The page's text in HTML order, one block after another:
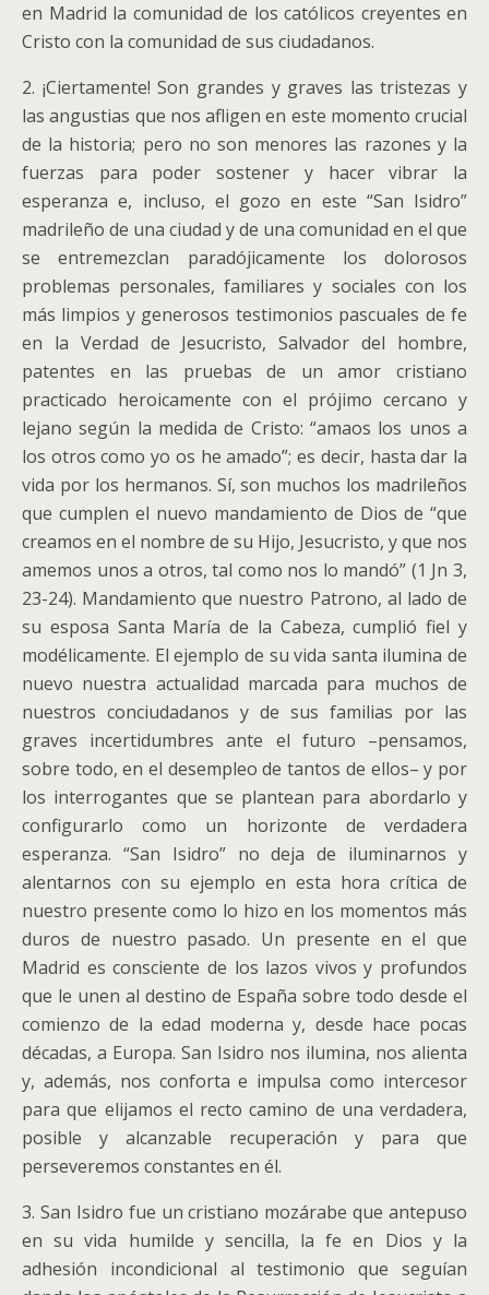
en Madrid la comunidad de los católicos creyentes en
Cristo con la comunidad de sus ciudadanos.
2. ¡Ciertamente! Son grandes y graves las tristezas y
las angustias que nos afligen en este momento crucial
de la historia; pero no son menores las razones y la
fuerzas para poder sostener y hacer vibrar la
esperanza e, incluso, el gozo en este “San Isidro”
madrileño de una ciudad y de una comunidad en el que
se entremezclan paradójicamente los dolorosos
problemas personales, familiares y sociales con los
más limpios y generosos testimonios pascuales de fe
en la Verdad de Jesucristo, Salvador del hombre,
patentes en las pruebas de un amor cristiano
practicado heroicamente con el prójimo cercano y
lejano según la medida de Cristo: “amaos los unos a
los otros como yo os he amado”; es decir, hasta dar la
vida por los hermanos. Sí, son muchos los madrileños
que cumplen el nuevo mandamiento de Dios de “que
creamos en el nombre de su Hijo, Jesucristo, y que nos
amemos unos a otros, tal como nos lo mandó” (1 Jn 3,
23-24). Mandamiento que nuestro Patrono, al lado de
su esposa Santa María de la Cabeza, cumplió fiel y
modélicamente. El ejemplo de su vida santa ilumina de
nuevo nuestra actualidad marcada para muchos de
nuestros conciudadanos y de sus familias por las
graves incertidumbres ante el futuro –pensamos,
sobre todo, en el desempleo de tantos de ellos– y por
los interrogantes que se plantean para abordarlo y
configurarlo como un horizonte de verdadera
esperanza. “San Isidro” no deja de iluminarnos y
alentarnos con su ejemplo en esta hora crítica de
nuestro presente como lo hizo en los momentos más
duros de nuestro pasado. Un presente en el que
Madrid es consciente de los lazos vivos y profundos
que le unen al destino de España sobre todo desde el
comienzo de la edad moderna y, desde hace pocas
décadas, a Europa. San Isidro nos ilumina, nos alienta
y, además, nos conforta e impulsa como intercesor
para que elijamos el recto camino de una verdadera,
posible y alcanzable recuperación y para que
perseveremos constantes en él.
3. San Isidro fue un cristiano mozárabe que antepuso
en su vida humilde y sencilla, la fe en Dios y la
adhesión incondicional al testimonio que seguían